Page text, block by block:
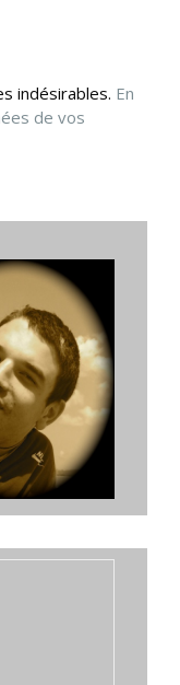
indésirables. En
de vos